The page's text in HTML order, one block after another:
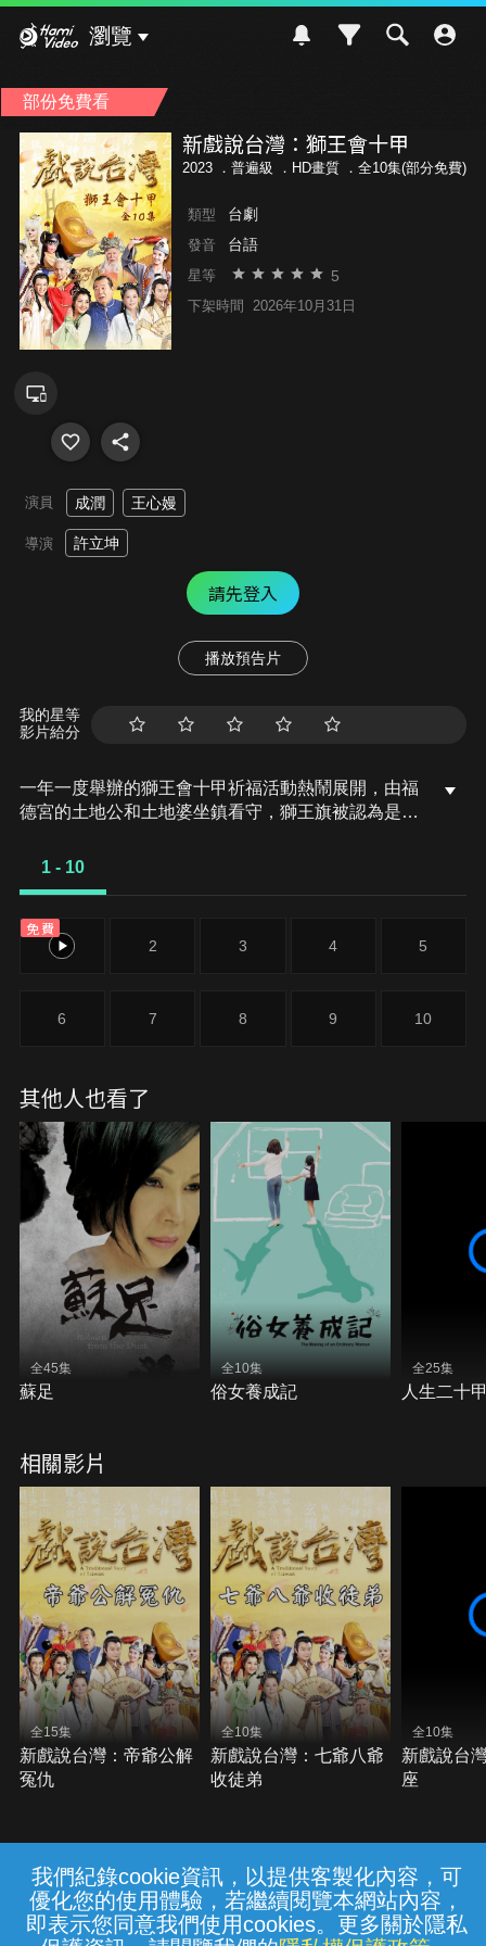
我們紀錄cookie資訊，以提供客製化內容，可
優化您的使用體驗，若繼續閱覽本網站內容，
即表示您同意我們使用cookies。更多關於隱私
瀏覽
部份免費看
新戲說台灣：獅王會十甲
2023 ． 普遍級 ．HD畫質 ．全10集(部分免費)
類型 台劇
發音 台語
星等 5
下架時間 2026年10月31日
演員 成潤 王心嫚
導演 許立坤
請先登入
播放預告片
我的星等
影片給分
一年一度舉辦的獅王會十甲祈福活動熱鬧展開，由福
德宮的土地公和土地婆坐鎮看守，獅王旗被認為是吉
旗，各路獅團一爭高下，大木與死黨天本憑藉默契與
為金穴得主，便能坐擁富貴。受到天本委託的火旺師
趁眾人在看舞獅比賽，尋到發出金光的金獅穴。土地
獅火滅，金穴消失，需待十年才能恢復靈氣。慶功宴
大木後，引發天本起心動念，趁友人和大木醉倒，竊
取大木的金牌和賞金，卻被大木發現與之打鬥，月娥
往大木身上潑灑火油，大木不願交出獅王旗慘遭火吻
而死。天本對外謠傳大木因練功走火入魔，彩蓮因重
病帶著小秀英投靠姊夫，只好指認大木是兇手，大木
的妻兒金枝與小江虎遭受眾人唾棄，天本在霸佔大木
功利後，開設武館晉升為地方仕紳。
1 - 10
免費
1 2 3 4 5
6 7 8 9 10
其他人也看了
全45集
蘇足
全10集
俗女養成記
全25集
人生二十
相關影片
全15集
新戲說台灣：帝爺公解
冤仇
全10集
新戲說台灣：七爺八爺
收徒弟
全10集
新戲說台
座
常見問題 線上客服 服務條款 隱私權保護
{{notifyMsg}}